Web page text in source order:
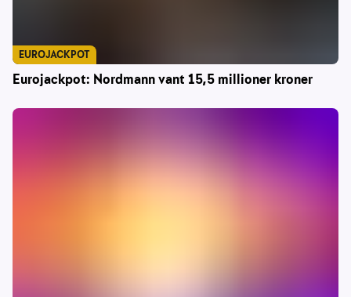
Eurojackpot: Nordmann vant 15,5 millioner kroner
EUROJACKPOT